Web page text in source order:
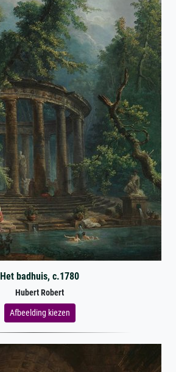
Het badhuis, c.1780
Hubert Robert
Afbeelding kiezen